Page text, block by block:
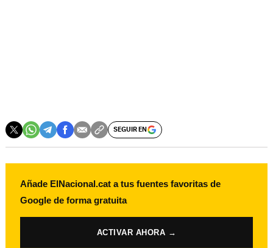
SEGUIR EN
Añade ElNacional.cat a tus fuentes favoritas de
Google de forma gratuita
ACTIVAR AHORA →